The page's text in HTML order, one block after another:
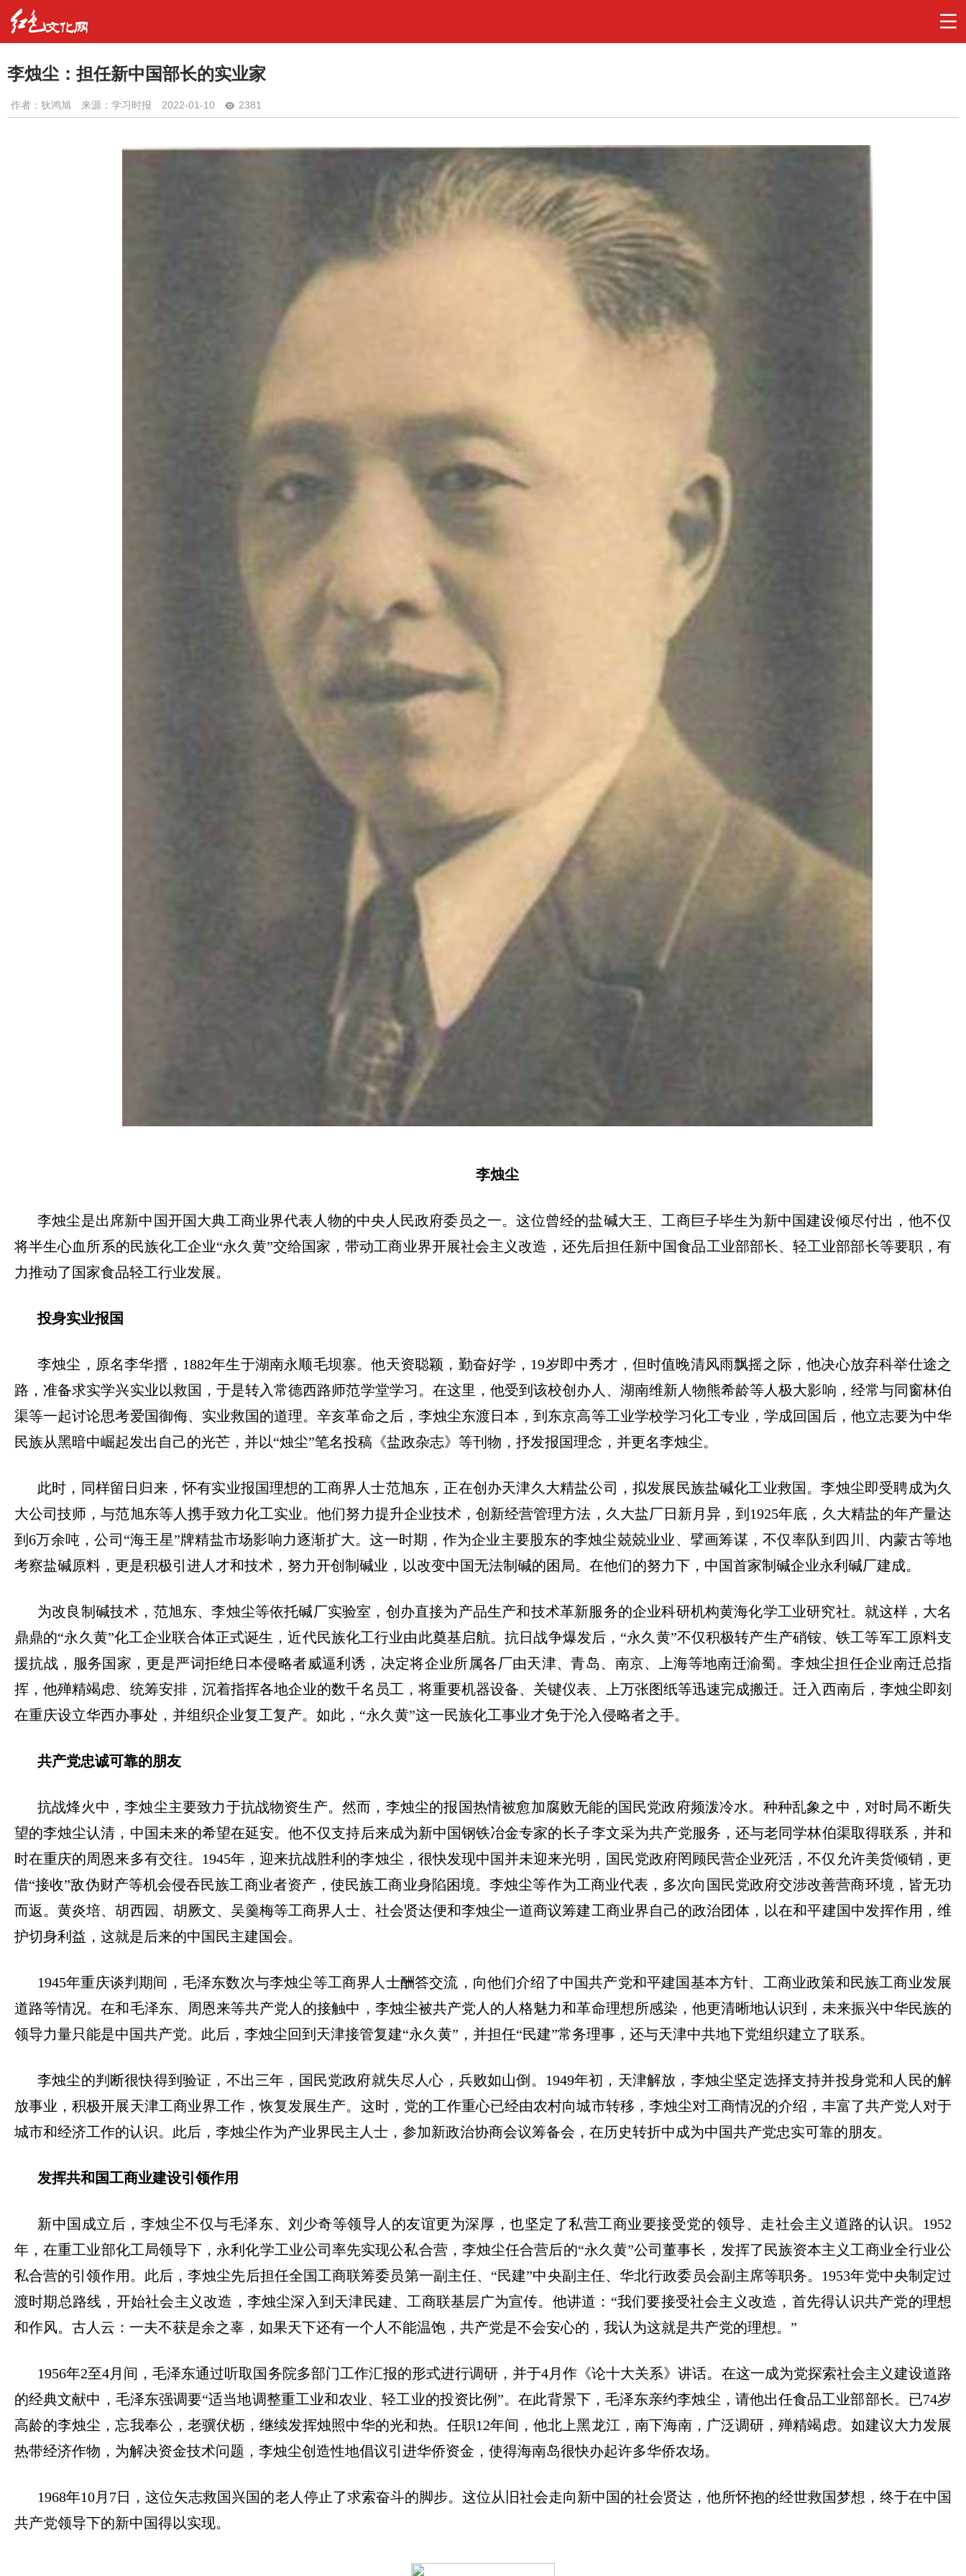
李烛尘：担任新中国部长的实业家
作者： 狄鸿旭 来源：学习时报 2022-01-10 2381
李烛尘
李烛尘是出席新中国开国大典工商业界代表人物的中央人民政府委员之一。这位曾经的盐碱大王、工商巨子毕生为新中国建设倾尽付出，他不仅
将半生心血所系的民族化工企业“永久黄”交给国家，带动工商业界开展社会主义改造，还先后担任新中国食品工业部部长、轻工业部部长等要职，有
力推动了国家食品轻工行业发展。
投身实业报国
李烛尘，原名李华搢， 1882年生于湖南永顺毛坝寨。他天资聪颖，勤奋好学，19岁即中秀才，但时值晚清风雨飘摇之际，他决心放弃科举仕途之
路，准备求实学兴实业以救国，于是转入常德西路师范学堂学习。在这里，他受到该校创办人、湖南维新人物熊希龄等人极大影响，经常与同窗林伯
渠等一起讨论思考爱国御侮、实业救国的道理。辛亥革命之后，李烛尘东渡日本，到东京高等工业学校学习化工专业，学成回国后，他立志要为中华
民族从黑暗中崛起发出自己的光芒，并以“烛尘”笔名投稿《盐政杂志》等刊物，抒发报国理念，并更名李烛尘。
此时，同样留日归来，怀有实业报国理想的工商界人士范旭东，正在创办天津久大精盐公司，拟发展民族盐碱化工业救国。李烛尘即受聘成为久
大公司技师，与范旭东等人携手致力化工实业。他们努力提升企业技术，创新经营管理方法，久大盐厂日新月异，到 1925年底，久大精盐的年产量达
到6万余吨，公司“海王星”牌精盐市场影响力逐渐扩大。这一时期，作为企业主要股东的李烛尘兢兢业业、擘画筹谋，不仅率队到四川、内蒙古等地
考察盐碱原料，更是积极引进人才和技术，努力开创制碱业，以改变中国无法制碱的困局。在他们的努力下，中国首家制碱企业永利碱厂建成。
为改良制碱技术，范旭东、李烛尘等依托碱厂实验室，创办直接为产品生产和技术革新服务的企业科研机构黄海化学工业研究社。就这样，大名
鼎鼎的“永久黄”化工企业联合体正式诞生，近代民族化工行业由此奠基启航。抗日战争爆发后，“永久黄”不仅积极转产生产硝铵、铁工等军工原料支
援抗战，服务国家，更是严词拒绝日本侵略者威逼利诱，决定将企业所属各厂由天津、青岛、南京、上海等地南迁渝蜀。李烛尘担任企业南迁总指
挥，他殚精竭虑、统筹安排，沉着指挥各地企业的数千名员工，将重要机器设备、关键仪表、上万张图纸等迅速完成搬迁。迁入西南后，李烛尘即刻
在重庆设立华西办事处，并组织企业复工复产。如此，“永久黄”这一民族化工事业才免于沦入侵略者之手。
共产党忠诚可靠的朋友
抗战烽火中，李烛尘主要致力于抗战物资生产。然而，李烛尘的报国热情被愈加腐败无能的国民党政府频泼冷水。种种乱象之中，对时局不断失
望的李烛尘认清，中国未来的希望在延安。他不仅支持后来成为新中国钢铁冶金专家的长子李文采为共产党服务，还与老同学林伯渠取得联系，并和
时在重庆的周恩来多有交往。 1945年，迎来抗战胜利的李烛尘，很快发现中国并未迎来光明，国民党政府罔顾民营企业死活，不仅允许美货倾销，更
借“接收”敌伪财产等机会侵吞民族工商业者资产，使民族工商业身陷困境。李烛尘等作为工商业代表，多次向国民党政府交涉改善营商环境，皆无功
而返。黄炎培、胡西园、胡厥文、吴羹梅等工商界人士、社会贤达便和李烛尘一道商议筹建工商业界自己的政治团体，以在和平建国中发挥作用，维
护切身利益，这就是后来的中国民主建国会。
1945年重庆谈判期间，毛泽东数次与李烛尘等工商界人士酬答交流，向他们介绍了中国共产党和平建国基本方针、工商业政策和民族工商业发展
道路等情况。在和毛泽东、周恩来等共产党人的接触中，李烛尘被共产党人的人格魅力和革命理想所感染，他更清晰地认识到，未来振兴中华民族的
领导力量只能是中国共产党。此后，李烛尘回到天津接管复建“永久黄”，并担任“民建”常务理事，还与天津中共地下党组织建立了联系。
李烛尘的判断很快得到验证，不出三年，国民党政府就失尽人心，兵败如山倒。 1949年初，天津解放，李烛尘坚定选择支持并投身党和人民的解
放事业，积极开展天津工商业界工作，恢复发展生产。这时，党的工作重心已经由农村向城市转移，李烛尘对工商情况的介绍，丰富了共产党人对于
城市和经济工作的认识。此后，李烛尘作为产业界民主人士，参加新政治协商会议筹备会，在历史转折中成为中国共产党忠实可靠的朋友。
发挥共和国工商业建设引领作用
新中国成立后，李烛尘不仅与毛泽东、刘少奇等领导人的友谊更为深厚，也坚定了私营工商业要接受党的领导、走社会主义道路的认识。 1952
年，在重工业部化工局领导下，永利化学工业公司率先实现公私合营，李烛尘任合营后的“永久黄”公司董事长，发挥了民族资本主义工商业全行业公
私合营的引领作用。此后，李烛尘先后担任全国工商联筹委员第一副主任、“民建”中央副主任、华北行政委员会副主席等职务。1953年党中央制定过
渡时期总路线，开始社会主义改造，李烛尘深入到天津民建、工商联基层广为宣传。他讲道：“我们要接受社会主义改造，首先得认识共产党的理想
和作风。古人云：一夫不获是余之辜，如果天下还有一个人不能温饱，共产党是不会安心的，我认为这就是共产党的理想。”
1956年2至4月间，毛泽东通过听取国务院多部门工作汇报的形式进行调研，并于4月作《论十大关系》讲话。在这一成为党探索社会主义建设道路
的经典文献中，毛泽东强调要“适当地调整重工业和农业、轻工业的投资比例”。在此背景下，毛泽东亲约李烛尘，请他出任食品工业部部长。已74岁
高龄的李烛尘，忘我奉公，老骥伏枥，继续发挥烛照中华的光和热。任职12年间，他北上黑龙江，南下海南，广泛调研，殚精竭虑。如建议大力发展
热带经济作物，为解决资金技术问题，李烛尘创造性地倡议引进华侨资金，使得海南岛很快办起许多华侨农场。
1968年10月7日，这位矢志救国兴国的老人停止了求索奋斗的脚步。这位从旧社会走向新中国的社会贤达，他所怀抱的经世救国梦想，终于在中国
共产党领导下的新中国得以实现。